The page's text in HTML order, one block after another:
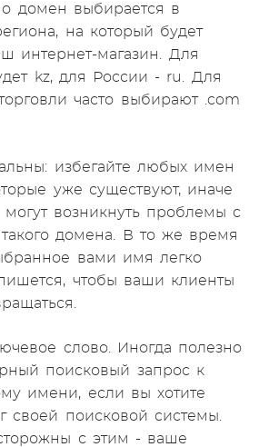
домен выбирается в
на который будет
интернет-магазин. Для
kz, для России - ru. Для
часто выбирают .com
избегайте любых имен
уже существуют, иначе
возникнуть проблемы с
домена. В то же время
вами имя легко
чтобы ваши клиенты
слово. Иногда полезно
поисковый запрос к
имени, если вы хотите
своей поисковой системы.
с этим - ваше